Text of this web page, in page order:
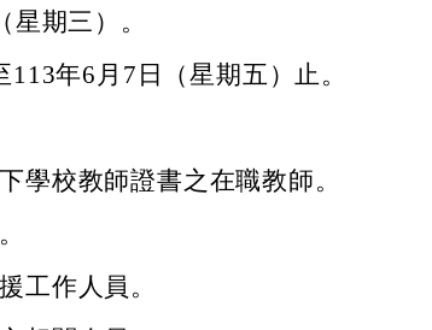
期三）。
年6月7日（星期五）止。
學校教師證書之在職教師。
工作人員。